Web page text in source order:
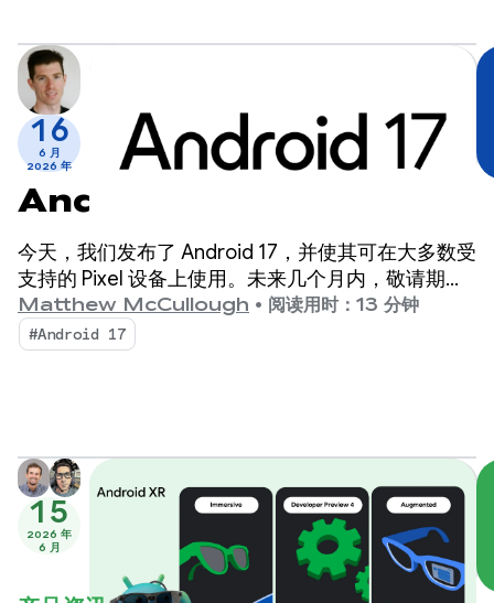
16
6 月
2026 年
Android 17 现已发布
今天，我们发布了 Android 17，并使其可在大多数受
支持的 Pixel 设备上使用。未来几个月内，敬请期待
搭载 Android 17 的新设备。
Matthew McCullough • 阅读用时：13 分钟
#Android 17
15
2026 年
6 月